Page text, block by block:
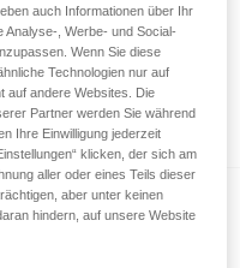
zur
mit MGO-
® -Y 80
auch Informationen über Ihr
, Werbe- und Social-
Wenn Sie diese
Technologien nur auf
auf andere Websites. Die
Partner werden Sie während
Ihre Einwilligung jederzeit
klicken, der sich am
aller oder eines Teils dieser
aber unter keinen
hindern, auf unsere Website